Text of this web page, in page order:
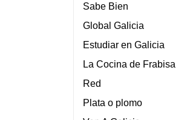
Sabe Bien
Global Galicia
Estudiar en Galicia
La Cocina de Frabisa
Red
Plata o plomo